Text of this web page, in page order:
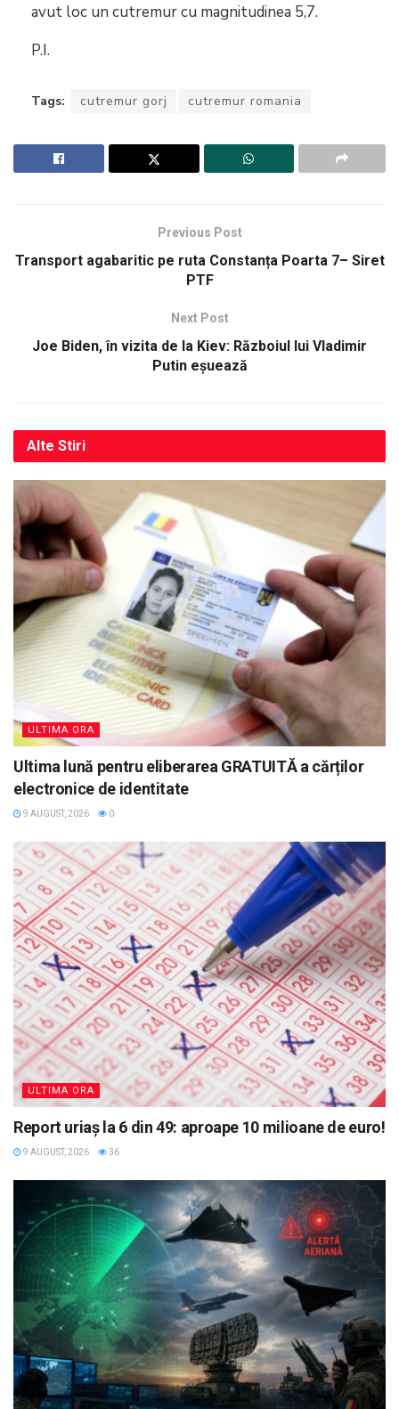
avut loc un cutremur cu magnitudinea 5,7.
P.I.
Tags: cutremur gorj cutremur romania
Previous Post
Transport agabaritic pe ruta Constanța Poarta 7– Siret
PTF
Next Post
Joe Biden, în vizita de la Kiev: Războiul lui Vladimir
Putin eșuează
Alte Stiri
ULTIMA ORA
Ultima lună pentru eliberarea GRATUITĂ a cărților
electronice de identitate
9 AUGUST, 2026 0
ULTIMA ORA
Report uriaș la 6 din 49: aproape 10 milioane de euro!
9 AUGUST, 2026 36